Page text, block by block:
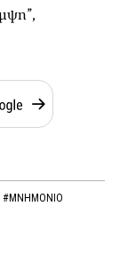
#ΜΝΗΜΟΝΙΟ